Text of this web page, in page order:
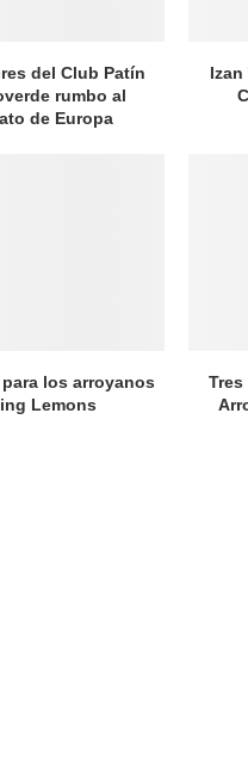
del Club Patín
rumbo al
de Europa
los arroyanos
Lemons